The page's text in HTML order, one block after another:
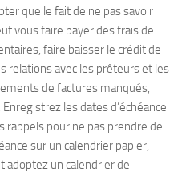
que le fait de ne pas savoir
vous faire payer des frais de
faire baisser le crédit de
relations avec les prêteurs et les
de factures manqués,
les dates d’échéance
pour ne pas prendre de
sur un calendrier papier,
un calendrier de